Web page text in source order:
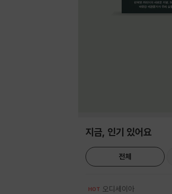
지금, 인기 있어요
전체
HOT 오디세이아